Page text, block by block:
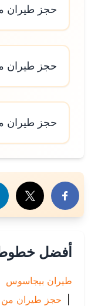
حجز طيران من
حجز طيران من
حجز طيران من
هذا الموضوع
أفضل خطوط
طيران بيجاسوس |
حجز طيران من